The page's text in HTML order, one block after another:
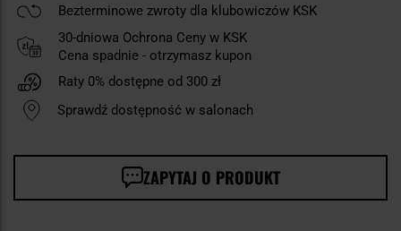
Bezterminowe zwroty dla klubowiczów KSK
30-dniowa Ochrona Ceny w KSK
Cena spadnie - otrzymasz kupon
Raty 0% dostępne od 300 zł
Sprawdź dostępność w salonach
ZAPYTAJ O PRODUKT